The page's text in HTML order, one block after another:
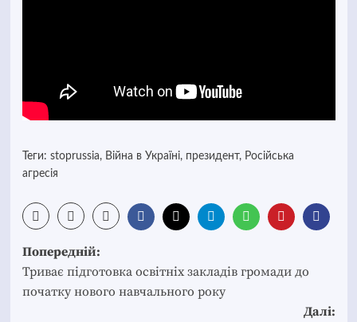
Теги: stoprussia, Війна в Україні, президент, Російська
агресія
Post
navigation
Попередній:
Триває підготовка освітніх закладів громади до
початку нового навчального року
Далі: